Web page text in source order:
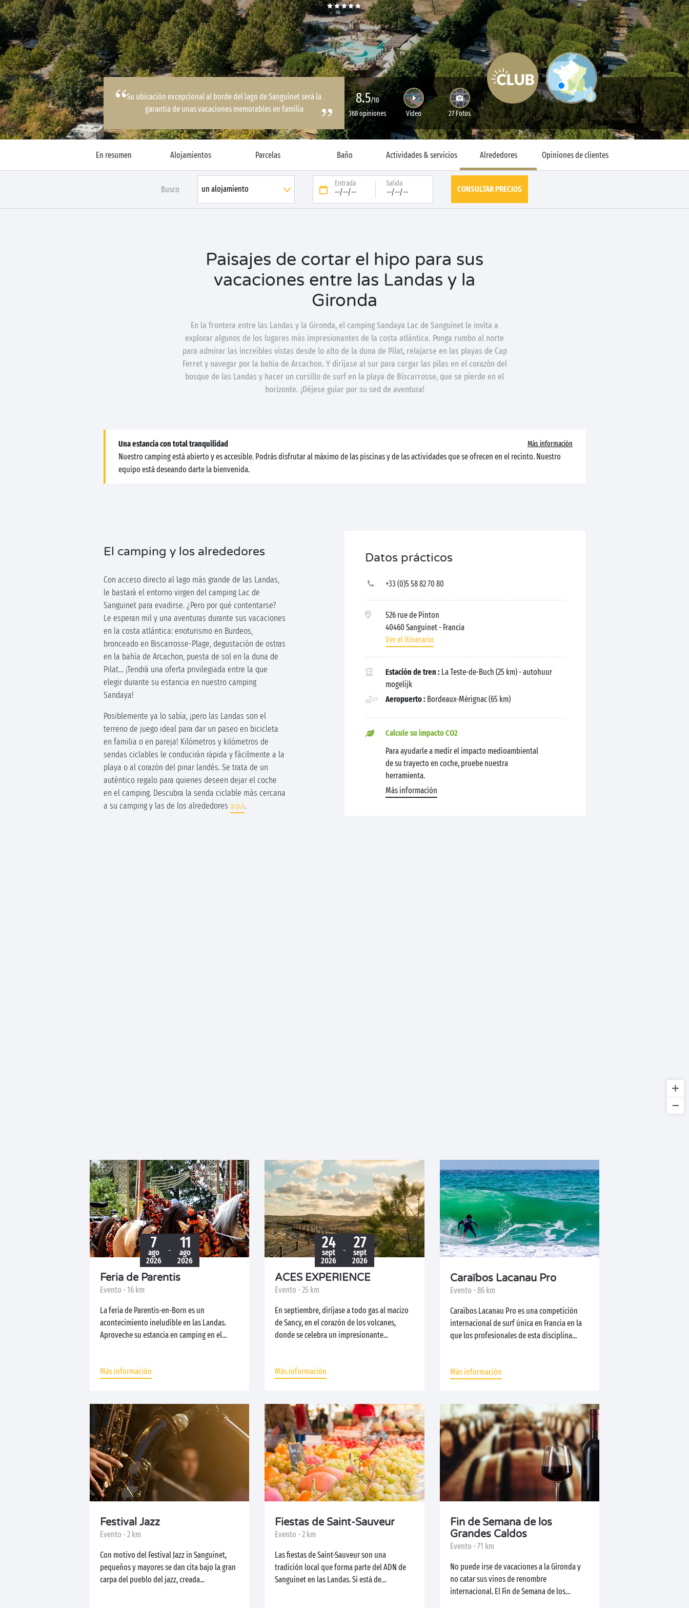
Su ubicación excepcional al borde del lago de Sanguinet será la
garantía de unas vacaciones memorables en familia
8.5/10
368 opiniones
Vídeo 27 Fotos
En resumen Alojamientos Parcelas Baño Actividades & servicios Alrededores Opiniones de clientes
Busco
Entrada
--/--/--
Salida
--/--/-- CONSULTAR PRECIOS
Paisajes de cortar el hipo para sus
vacaciones entre las Landas y la
Gironda
En la frontera entre las Landas y la Gironda, el camping Sandaya Lac de Sanguinet le invita a
explorar algunos de los lugares más impresionantes de la costa atlántica. Ponga rumbo al norte
para admirar las increíbles vistas desde lo alto de la duna de Pilat, relajarse en las playas de Cap
Ferret y navegar por la bahía de Arcachon. Y diríjase al sur para cargar las pilas en el corazón del
bosque de las Landas y hacer un cursillo de surf en la playa de Biscarrosse, que se pierde en el
horizonte. ¡Déjese guiar por su sed de aventura!
Una estancia con total tranquilidad Más información
Nuestro camping está abierto y es accesible. Podrás disfrutar al máximo de las piscinas y de las actividades que se ofrecen en el recinto. Nuestro
equipo está deseando darte la bienvenida.
El camping y los alrededores
Con acceso directo al lago más grande de las Landas,
le bastará el entorno virgen del camping Lac de
Sanguinet para evadirse. ¿Pero por qué contentarse?
Le esperan mil y una aventuras durante sus vacaciones
en la costa atlántica: enoturismo en Burdeos,
bronceado en Biscarrosse-Plage, degustación de ostras
en la bahía de Arcachon, puesta de sol en la duna de
Pilat… ¡Tendrá una oferta privilegiada entre la que
elegir durante su estancia en nuestro camping
Sandaya!
Posiblemente ya lo sabía, ¡pero las Landas son el
terreno de juego ideal para dar un paseo en bicicleta
en familia o en pareja! Kilómetros y kilómetros de
sendas ciclables le conducirán rápida y fácilmente a la
playa o al corazón del pinar landés. Se trata de un
auténtico regalo para quienes deseen dejar el coche
en el camping. Descubra la senda ciclable más cercana
a su camping y las de los alrededores aquí.
Datos prácticos
+33 (0)5 58 82 70 80
526 rue de Pinton
40460 Sanguinet- Francia
Ver el itinerario
Estación de tren : La Teste-de-Buch (25 km) - autohuur
mogelijk
Aeropuerto : Bordeaux-Mérignac (65 km)
Calcule su impacto CO2
Para ayudarle a medir el impacto medioambiental
de su trayecto en coche, pruebe nuestra
herramienta.
Más información
7
ago
2026
- 11
ago
2026
Feria de Parentis
Evento - 16 km
La feria de Parentis-en-Born es un
acontecimiento ineludible en las Landas.
Aproveche su estancia en camping en el
Más información
24
sept
2026
- 27
sept
2026
ACES EXPERIENCE
Evento - 25 km
En septiembre, diríjase a todo gas al macizo
de Sancy, en el corazón de los volcanes,
donde se celebra un impresionante...
Más información
Caraïbos Lacanau Pro
Evento - 86 km
Caraïbos Lacanau Pro es una competición
internacional de surf única en Francia en la
que los profesionales de esta disciplina...
Más información
Festival Jazz
Evento - 2 km
Con motivo del Festival Jazz in Sanguinet,
pequeños y mayores se dan cita bajo la gran
carpa del pueblo del jazz, creada...
Fiestas de Saint-Sauveur
Evento - 2 km
Las fiestas de Saint-Sauveur son una
tradición local que forma parte del ADN de
Sanguinet en las Landas. Si está de
Fin de Semana de los
Grandes Caldos
Evento - 71 km
No puede irse de vacaciones a la Gironda y
no catar sus vinos de renombre
internacional. El Fin de Semana de los